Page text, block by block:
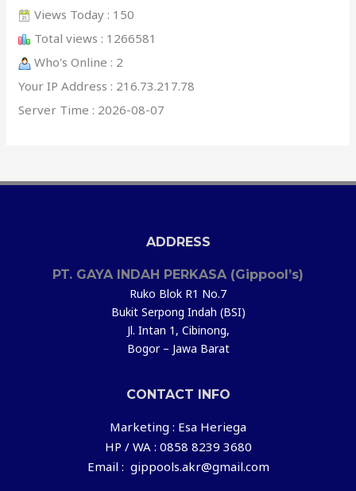
Views Today : 150
Total views : 1266581
Who's Online : 2
Your IP Address : 216.73.217.78
Server Time : 2026-08-07
ADDRESS
PT. GAYA INDAH PERKASA (Gippool’s)
Ruko Blok R1 No.7
Bukit Serpong Indah (BSI)
Jl. Intan 1, Cibinong,
Bogor – Jawa Barat
CONTACT INFO
Marketing : Esa Heriega
HP / WA : 0858 8239 3680
Email : gippools.akr@gmail.com